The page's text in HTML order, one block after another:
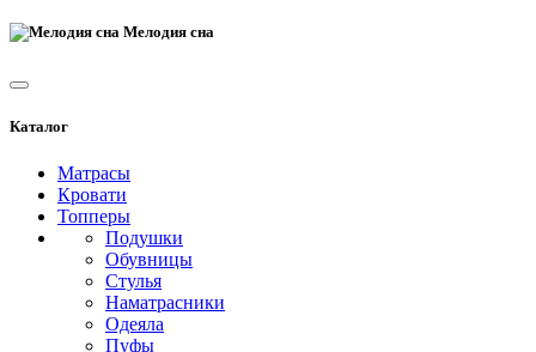
Мелодия сна
Каталог
Матрасы
Кровати
Топперы
Подушки
Обувницы
Стулья
Наматрасники
Одеяла
Пуфы